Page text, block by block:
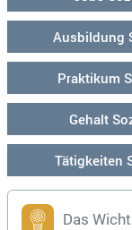
Ausbildung
Praktikum
Gehalt
Tätigkeiten
Das